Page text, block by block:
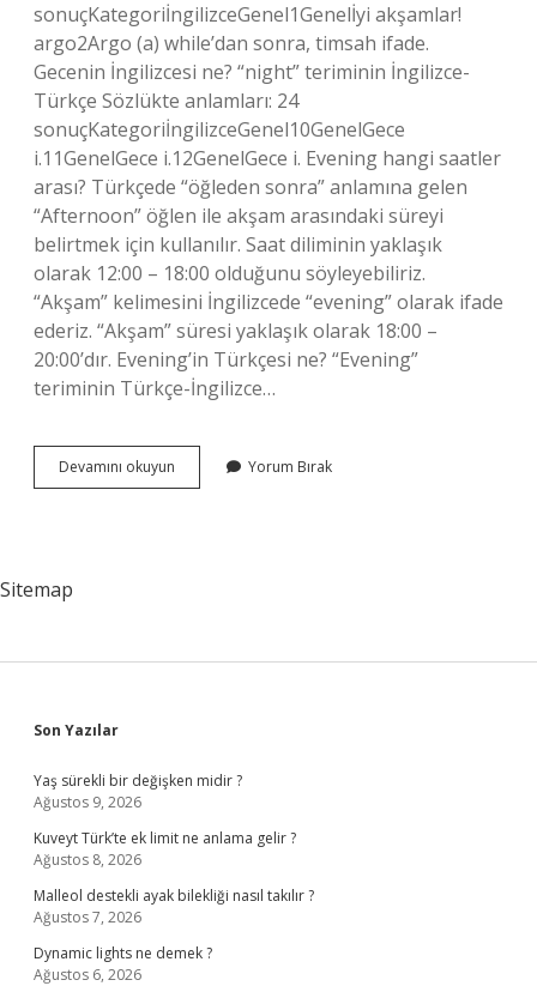
sonuçKategoriİngilizceGenel1Genelİyi akşamlar!
argo2Argo (a) while’dan sonra, timsah ifade.
Gecenin İngilizcesi ne? “night” teriminin İngilizce-
Türkçe Sözlükte anlamları: 24
sonuçKategoriİngilizceGenel10GenelGece
i.11GenelGece i.12GenelGece i. Evening hangi saatler
arası? Türkçede “öğleden sonra” anlamına gelen
“Afternoon” öğlen ile akşam arasındaki süreyi
belirtmek için kullanılır. Saat diliminin yaklaşık
olarak 12:00 – 18:00 olduğunu söyleyebiliriz.
“Akşam” kelimesini İngilizcede “evening” olarak ifade
ederiz. “Akşam” süresi yaklaşık olarak 18:00 –
20:00’dır. Evening’in Türkçesi ne? “Evening”
teriminin Türkçe-İngilizce…
Devamını okuyun Akşamları
Ne
Yorum Bırak
Sitemap
Sidebar
Son Yazılar
Yaş sürekli bir değişken midir ?
Ağustos 9, 2026
Kuveyt Türk’te ek limit ne anlama gelir ?
Ağustos 8, 2026
Malleol destekli ayak bilekliği nasıl takılır ?
Ağustos 7, 2026
Dynamic lights ne demek ?
Ağustos 6, 2026